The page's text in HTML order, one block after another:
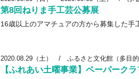
第8回ねりま手工芸公募展
16歳以上のアマチュアの方から募集した手
2020.08.29（土） / ふるさと文化館（多目的
【ふれあい土曜事業】ペーパーク